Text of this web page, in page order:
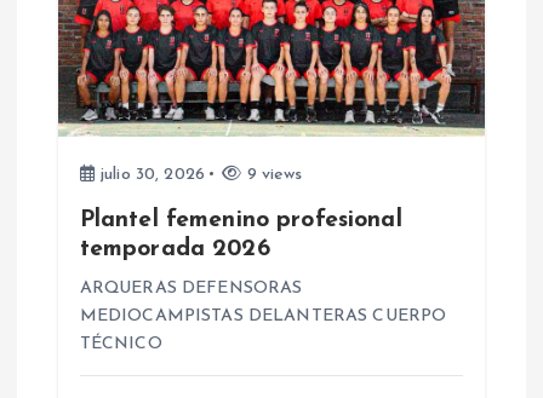
julio 30, 2026 9 views
Plantel femenino profesional
temporada 2026
ARQUERAS DEFENSORAS
MEDIOCAMPISTAS DELANTERAS CUERPO
TÉCNICO